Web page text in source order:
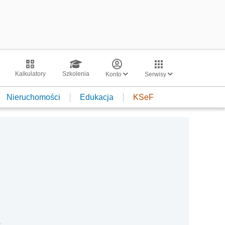
Kalkulatory Szkolenia Konto Serwisy
Nieruchomości Edukacja KSeF